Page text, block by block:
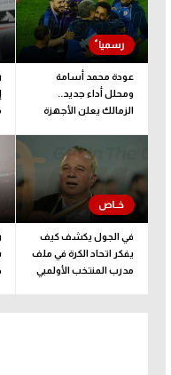
عودة محمد أسامة
ومحلل أداء جديد..
الزمالك يعلن الأجهزة
في الجول يكشف كيف
يفكر اتحاد الكرة في ملف
مدرب المنتخب الأولمبي